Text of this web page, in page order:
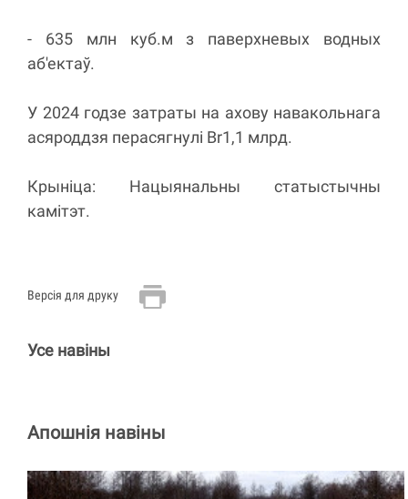
- 635 млн куб.м з паверхневых водных
аб'ектаў.
У 2024 годзе затраты на ахову навакольнага
асяроддзя перасягнулі Br1,1 млрд.
Крыніца: Нацыянальны статыстычны
камітэт.
Версія для друку
Усе навіны
Апошнія навіны